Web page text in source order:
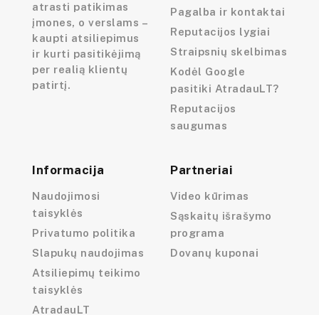
atrasti patikimas
įmones, o verslams –
kaupti atsiliepimus
ir kurti pasitikėjimą
per realią klientų
patirtį.
Pagalba ir kontaktai
Reputacijos lygiai
Straipsnių skelbimas
Kodėl Google
pasitiki AtradauLT?
Reputacijos
saugumas
Informacija
Naudojimosi
taisyklės
Privatumo politika
Slapukų naudojimas
Atsiliepimų teikimo
taisyklės
AtradauLT
Partneriai
Video kūrimas
Sąskaitų išrašymo
programa
Dovanų kuponai